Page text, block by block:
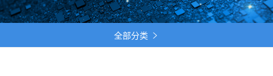
全部分类 